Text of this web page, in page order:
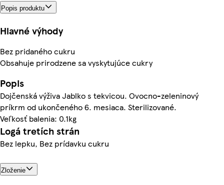
Popis produktu
Hlavné výhody
Bez pridaného cukru
Obsahuje prirodzene sa vyskytujúce cukry
Popis
Dojčenská výživa Jablko s tekvicou. Ovocno-zeleninový
príkrm od ukončeného 6. mesiaca. Sterilizované.
Veľkosť balenia: 0.1kg
Logá tretích strán
Bez lepku, Bez prídavku cukru
Zloženie